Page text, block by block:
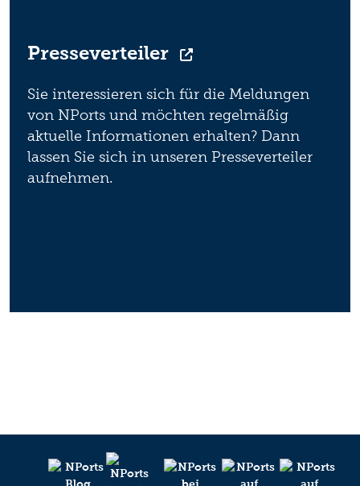
Presseverteiler
Sie interessieren sich für die Meldungen
von NPorts und möchten regelmäßig
aktuelle Informationen erhalten? Dann
lassen Sie sich in unseren Presseverteiler
aufnehmen.